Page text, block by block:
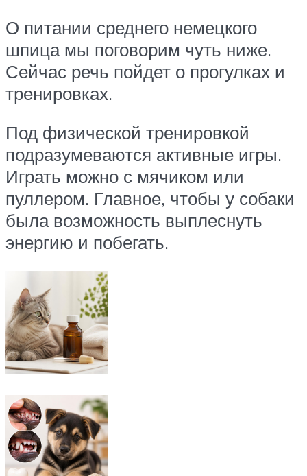
О питании среднего немецкого
шпица мы поговорим чуть ниже.
Сейчас речь пойдет о прогулках и
тренировках.
Под физической тренировкой
подразумеваются активные игры.
Играть можно с мячиком или
пуллером. Главное, чтобы у собаки
была возможность выплеснуть
энергию и побегать.